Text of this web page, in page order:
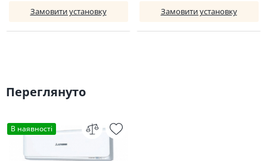
Замовити установку Замовити установку
Переглянуто
В наявності